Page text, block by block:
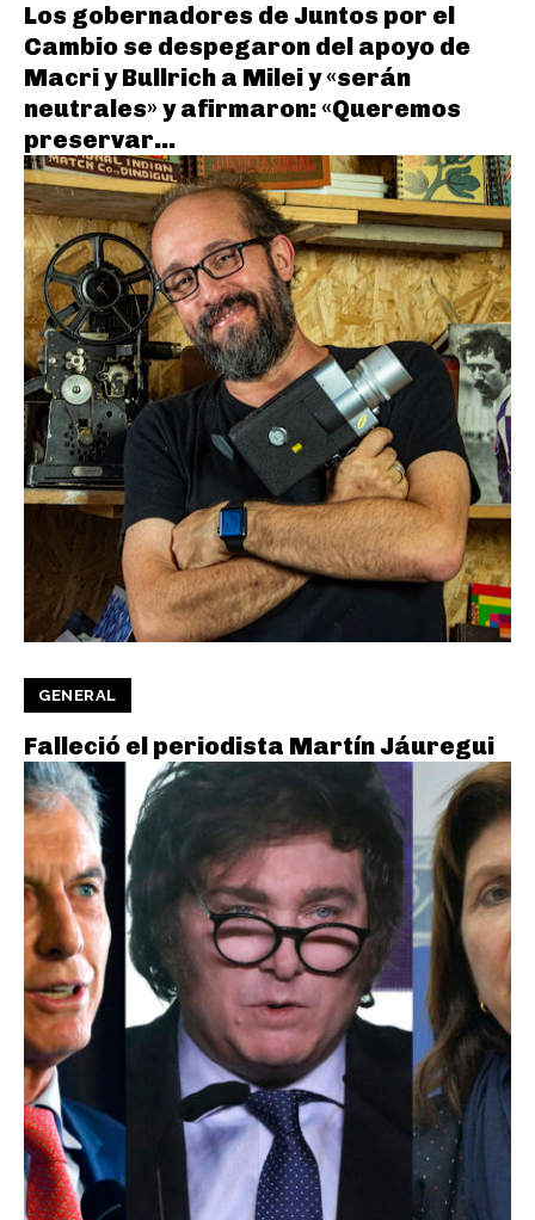
Los gobernadores de Juntos por el
Cambio se despegaron del apoyo de
Macri y Bullrich a Milei y «serán
neutrales» y afirmaron: «Queremos
preservar...
GENERAL
Falleció el periodista Martín Jáuregui